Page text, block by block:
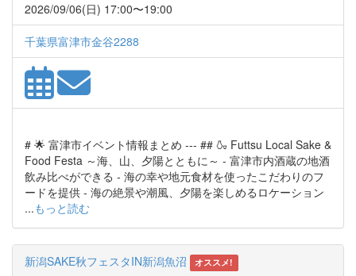
2026/09/06(日) 17:00〜19:00
千葉県富津市金谷2288
# 🌟 富津市イベント情報まとめ --- ## 🍶 Futtsu Local Sake &
Food Festa ～海、山、夕陽とともに～ - 富津市内酒蔵の地酒
飲み比べができる - 海の幸や地元食材を使ったこだわりのフ
ードを提供 - 海の絶景や潮風、夕陽を楽しめるロケーション
...もっと読む
新潟SAKE秋フェスタIN新潟魚沼 オススメ!